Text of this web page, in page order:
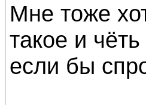
Мне тоже
такое и
если бы